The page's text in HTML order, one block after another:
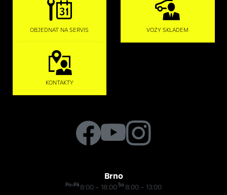
OBJEDNAT NA SERVIS VOZY SKLADEM
KONTAKTY
Brno
Po-Pá8:00 – 18:00So8:00 – 13:00